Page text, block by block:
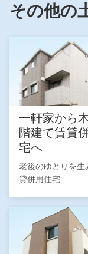
その他の
一軒家から
階建て賃貸
宅へ
老後のゆとりを生
貸併用住宅